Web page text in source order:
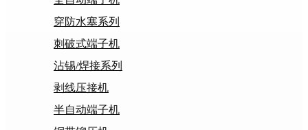
穿防水塞系列
刺破式端子机
沾锡/焊接系列
剥线压接机
半自动端子机